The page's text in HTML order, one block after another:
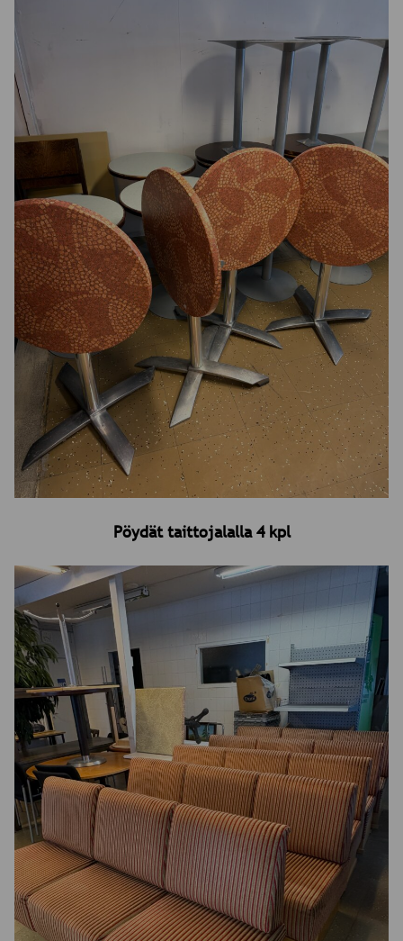
Pöydät taittojalalla 4 kpl